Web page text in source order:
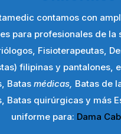
contamos con
para profesionales de la
Fisioterapeutas,
filipinas y pantalones,
Batas médicas, Batas de
Batas quirúrgicas y más
uniforme para: Dama